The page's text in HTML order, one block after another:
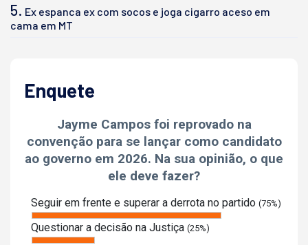
5. Ex espanca ex com socos e joga cigarro aceso em
cama em MT
Enquete
Jayme Campos foi reprovado na
convenção para se lançar como candidato
ao governo em 2026. Na sua opinião, o que
ele deve fazer?
Seguir em frente e superar a derrota no partido (75%)
Questionar a decisão na Justiça (25%)